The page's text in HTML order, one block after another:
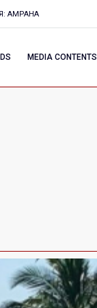
АМРАНА
MEDIA CONTENTS